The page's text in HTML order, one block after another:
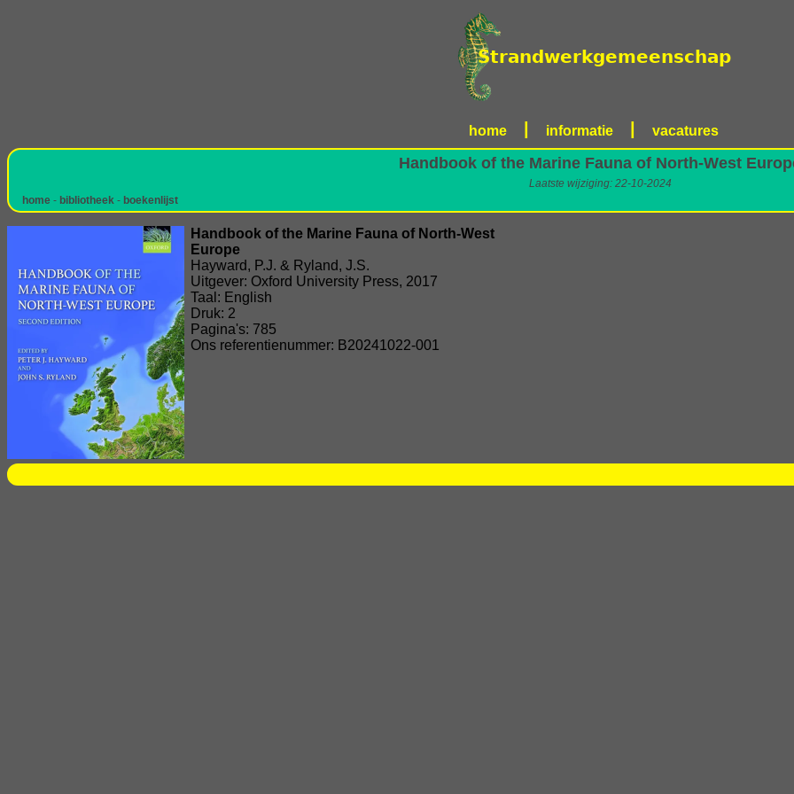
home informatie vacatures
Handbook of the Marine Fauna of North-West
Laatste wijziging: 22-10-2024
home - bibliotheek - boekenlijst
Handbook of the Marine Fauna of North-West
Europe
Hayward, P.J. & Ryland, J.S.
Uitgever: Oxford University Press, 2017
Taal: English
Druk: 2
Pagina's: 785
Ons referentienummer: B20241022-001